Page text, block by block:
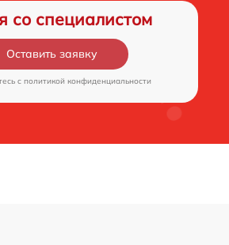
со специалистом
Оставить заявку
c политикой конфиденциальности